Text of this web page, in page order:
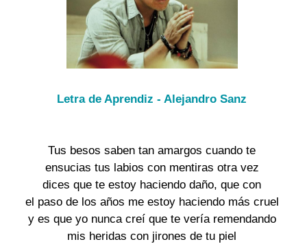
Letra de Aprendiz - Alejandro Sanz
Tus besos saben tan amargos cuando te
ensucias tus labios con mentiras otra vez
dices que te estoy haciendo daño, que con
el paso de los años me estoy haciendo más cruel
y es que yo nunca creí que te vería remendando
mis heridas con jirones de tu piel